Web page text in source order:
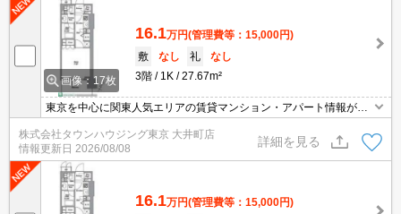
画像：17枚
16.1万円(管理費等：15,000円)
敷
なし 礼
なし
3階
1K 27.67m²
東京を中心に関東人気エリアの賃貸マンション・アパート情報が豊
富！ 直営140店舗以上の 独自のネットワークで最適なマンション・
アパートをお探しします！
株式会社タウンハウジング東京 大井町店
情報更新日 2026/08/08
詳細を見る
16.1万円(管理費等：15,000円)